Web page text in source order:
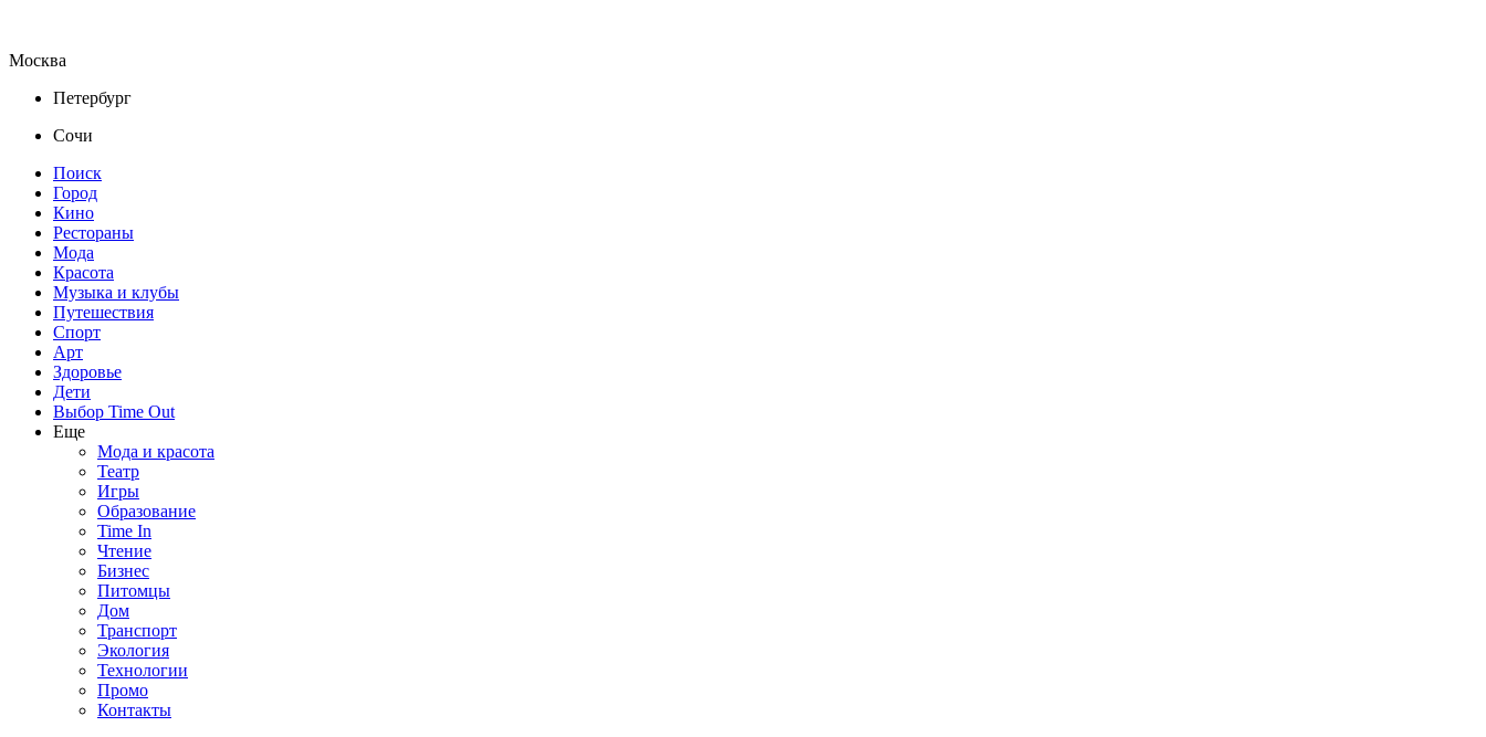
Москва
Петербург
Сочи
Поиск
Город
Кино
Рестораны
Мода
Красота
Музыка и клубы
Путешествия
Спорт
Арт
Здоровье
Дети
Выбор Time Out
Еще
Мода и красота
Театр
Игры
Образование
Time In
Чтение
Бизнес
Питомцы
Дом
Транспорт
Экология
Технологии
Промо
Контакты